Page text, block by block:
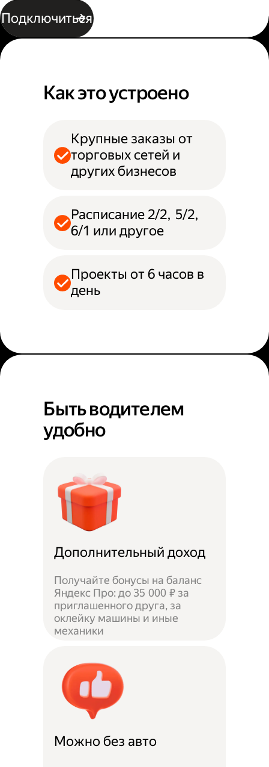
Подключиться
Как это устроено
Крупные заказы от
торговых сетей и
других бизнесов
Расписание 2/2, 5/2,
6/1 или другое
Проекты от 6 часов в
день
Быть водителем
удобно
Дополнительный доход
Получайте бонусы на баланс
Яндекс Про: до 35 000 ₽ за
приглашенного друга, за
оклейку машины и иные
механики
Можно без авто